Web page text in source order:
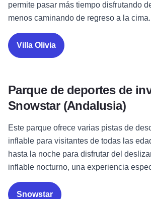
permite pasar más tiempo disfrutando
menos caminando de regreso a la cima.
Villa Olivia
Parque de deportes de
Snowstar (Andalusia)
Este parque ofrece varias pistas de
inflable para visitantes de todas las
hasta la noche para disfrutar del
inflable nocturno, una experiencia
Snowstar